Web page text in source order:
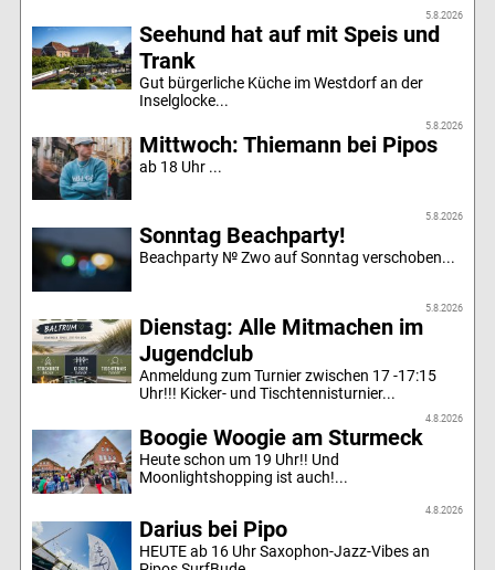
5.8.2026
Seehund hat auf mit Speis und
Trank
Gut bürgerliche Küche im Westdorf an der
Inselglocke...
5.8.2026
Mittwoch: Thiemann bei Pipos
ab 18 Uhr ...
5.8.2026
Sonntag Beachparty!
Beachparty № Zwo auf Sonntag verschoben...
5.8.2026
Dienstag: Alle Mitmachen im
Jugendclub
Anmeldung zum Turnier zwischen 17 -17:15
Uhr!!! Kicker- und Tischtennisturnier...
4.8.2026
Boogie Woogie am Sturmeck
Heute schon um 19 Uhr!! Und
Moonlightshopping ist auch!...
4.8.2026
Darius bei Pipo
HEUTE ab 16 Uhr Saxophon-Jazz-Vibes an